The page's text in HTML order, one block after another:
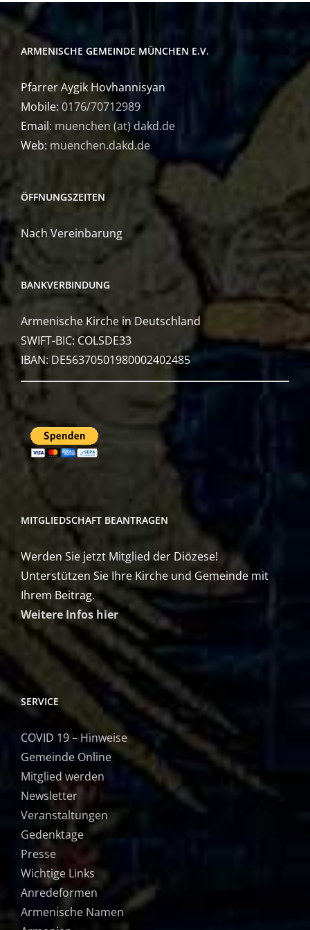
ARMENISCHE GEMEINDE MÜNCHEN E.V.
Pfarrer Aygik Hovhannisyan
Mobile: 0176/70712989
Email: muenchen (at) dakd.de
Web: muenchen.dakd.de
ÖFFNUNGSZEITEN
Nach Vereinbarung
BANKVERBINDUNG
Armenische Kirche in Deutschland
SWIFT-BIC: COLSDE33
IBAN: DE56370501980002402485
MITGLIEDSCHAFT BEANTRAGEN
Werden Sie jetzt Mitglied der Diözese!
Unterstützen Sie Ihre Kirche und Gemeinde mit
Ihrem Beitrag.
Weitere Infos hier
SERVICE
COVID 19 – Hinweise
Gemeinde Online
Mitglied werden
Newsletter
Veranstaltungen
Gedenktage
Presse
Wichtige Links
Anredeformen
Armenische Namen